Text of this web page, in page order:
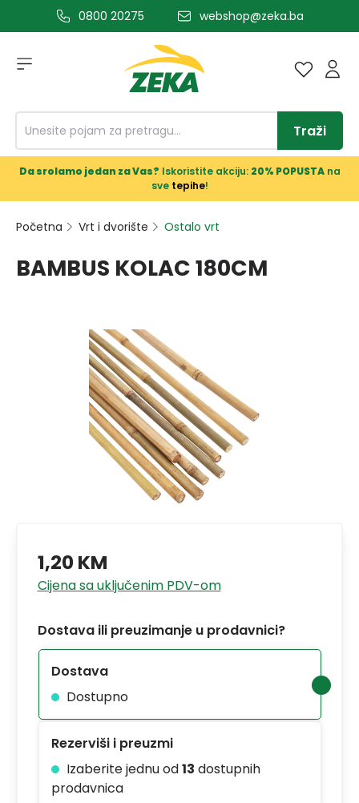
glavni sadržaj0800 20275 webshop@zeka.ba
Traži
Da srolamo jedan za Vas? Iskoristite akciju: 20% POPUSTAna
sve tepihe!
Početna Vrt i dvorište Ostalo vrt
BAMBUS KOLAC 180CM
1,20 KM
Cijena sa uključenim PDV-om
Dostava ili preuzimanje u prodavnici?
Dostava
Dostupno
Rezerviši i preuzmi
Izaberite jednu od13 dostupnih
prodavnica